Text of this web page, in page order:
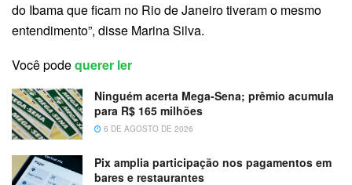
do Ibama que ficam no Rio de Janeiro tiveram o mesmo
entendimento”, disse Marina Silva.
Você podequerer ler
Ninguém acerta Mega-Sena; prêmio acumula
para R$ 165 milhões
6 DE AGOSTO DE 2026
Pix amplia participação nos pagamentos em
bares e restaurantes